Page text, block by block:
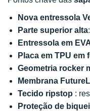
Nova entressola
Parte superior alta
Entressola em
Placa em TPU
Geometria rocker
Membrana
Tecido ripstop :
Proteção de